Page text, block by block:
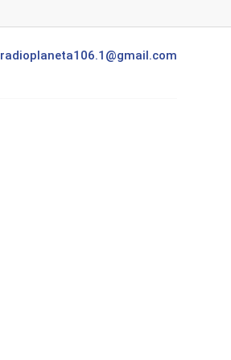
radioplaneta106.1@gmail.com